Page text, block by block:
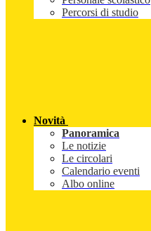
Percorsi di studio
Novità
Panoramica
Le notizie
Le circolari
Calendario eventi
Albo online